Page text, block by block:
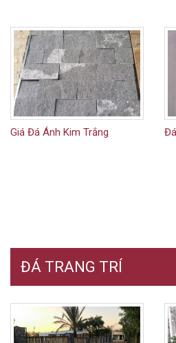
Giá Đá Ánh Kim Trắng
ĐÁ TRANG TRÍ